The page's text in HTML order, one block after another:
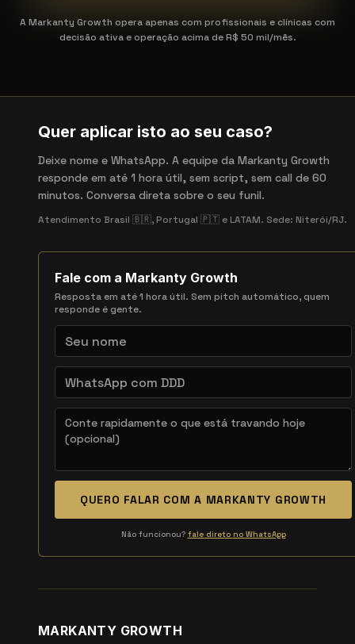
A Markanty Growth opera apenas com profissionais e clínicas com
decisão ativa e operação acima de R$ 50 mil/mês.
Quer aplicar isto ao seu caso?
Deixe nome e WhatsApp. A equipe da Markanty Growth
responde em até 1 hora útil, sem script, sem call de 60
minutos. Conversa direta sobre o seu funil.
Atendimento Brasil 🇧🇷, Portugal 🇵🇹 e LATAM. Sede: Niterói/RJ.
Fale com a Markanty Growth
Resposta em até 1 hora útil. Sem pitch automático, quem
responde é gente.
QUERO FALAR COM A MARKANTY GROWTH
Não funcionou? fale direto no WhatsApp
MARKANTY GROWTH